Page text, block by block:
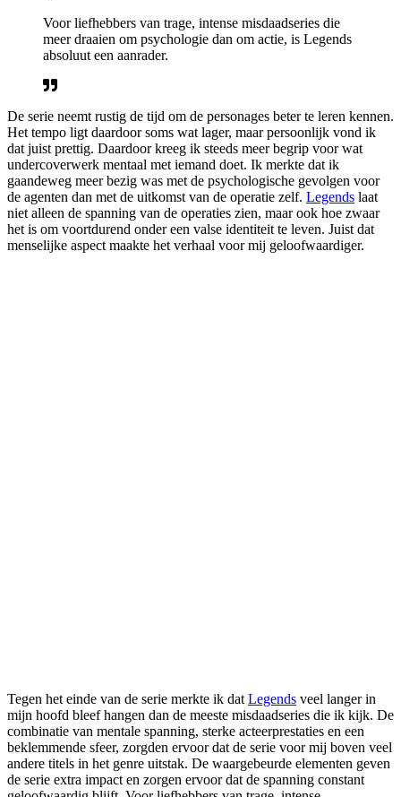
Voor liefhebbers van trage, intense misdaadseries die
meer draaien om psychologie dan om actie, is Legends
absoluut een aanrader.
De serie neemt rustig de tijd om de personages beter te leren kennen.
Het tempo ligt daardoor soms wat lager, maar persoonlijk vond ik
dat juist prettig. Daardoor kreeg ik steeds meer begrip voor wat
undercoverwerk mentaal met iemand doet. Ik merkte dat ik
gaandeweg meer bezig was met de psychologische gevolgen voor
de agenten dan met de uitkomst van de operatie zelf. Legends laat
niet alleen de spanning van de operaties zien, maar ook hoe zwaar
het is om voortdurend onder een valse identiteit te leven. Juist dat
menselijke aspect maakte het verhaal voor mij geloofwaardiger.
Tegen het einde van de serie merkte ik dat Legends veel langer in
mijn hoofd bleef hangen dan de meeste misdaadseries die ik kijk. De
combinatie van mentale spanning, sterke acteerprestaties en een
beklemmende sfeer, zorgden ervoor dat de serie voor mij boven veel
andere titels in het genre uitstak. De waargebeurde elementen geven
de serie extra impact en zorgen ervoor dat de spanning constant